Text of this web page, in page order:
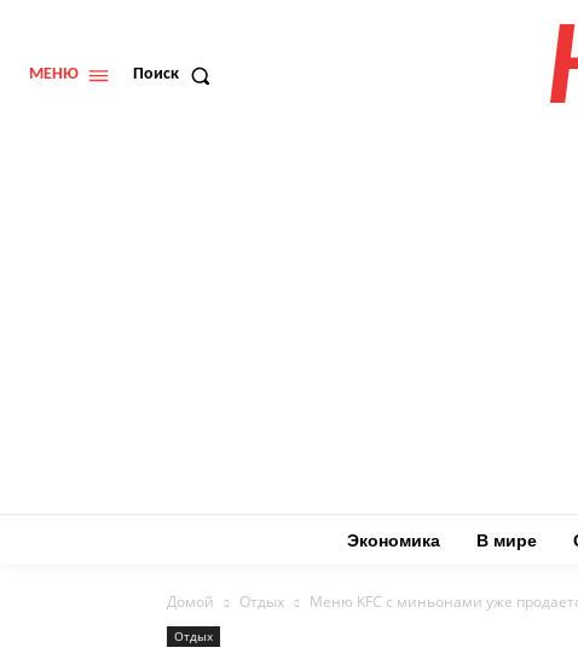
МЕНЮ Поиск
Экономика В мире
Домой Отдых Меню KFC с миньонами уже
Отдых